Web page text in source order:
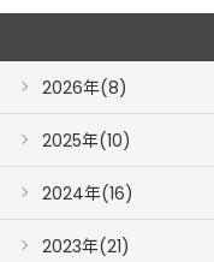
2026年(8)
2025年(10)
2024年(16)
2023年(21)